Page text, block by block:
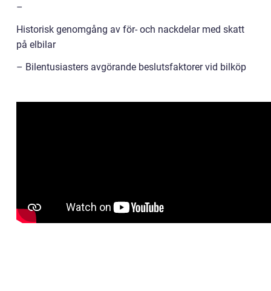
–
Historisk genomgång av för- och nackdelar med skatt
på elbilar
– Bilentusiasters avgörande beslutsfaktorer vid bilköp